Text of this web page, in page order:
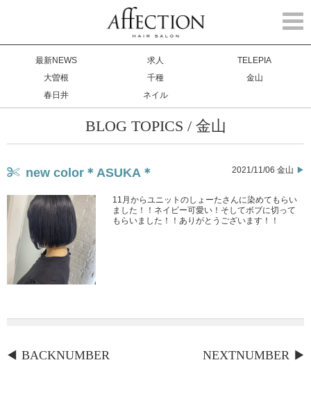
最新NEWS 求人
TELEPIA
大曽根
千種
金山
春日井
ネイル
BLOG TOPICS / 金山
new color＊ASUKA＊ 2021/11/06 金山
11月からユニットのしょーたさんに染めてもらい
ました！！ネイビー可愛い！そしてボブに切って
もらいました！！ありがとうございます！！
NEXTNUMBER
BACKNUMBER